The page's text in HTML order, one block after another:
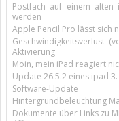
Postfach auf einem alten
werden
Apple Pencil Pro lässt sich
Geschwindigkeitsverlust
Aktivierung
Moin, mein iPad reagiert
Update 26.5.2 eines ipad
Software-Update
Hintergrundbeleuchtung
Dokumente über Links zu